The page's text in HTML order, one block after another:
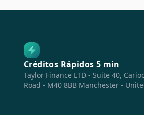
Préstamos para Estudiantes
Préstamos con Aval de Coche
Tarjetas de Crédito
Tarjetas Revolving
Créditos Rápidos 5 min
Taylor Finance LTD - Suite 40,
Road - M40 8BB Manchester -